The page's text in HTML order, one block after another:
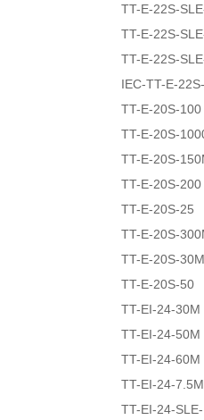
TT-E-22S-
TT-E-22S-
TT-E-22S-
IEC-TT-E-
TT-E-20S-100
TT-E-20S-
TT-E-20S-
TT-E-20S-200
TT-E-20S-25
TT-E-20S-
TT-E-20S-30M
TT-E-20S-50
TT-EI-24-30M
TT-EI-24-50M
TT-EI-24-60M
TT-EI-24-7.5M
TT-EI-24-